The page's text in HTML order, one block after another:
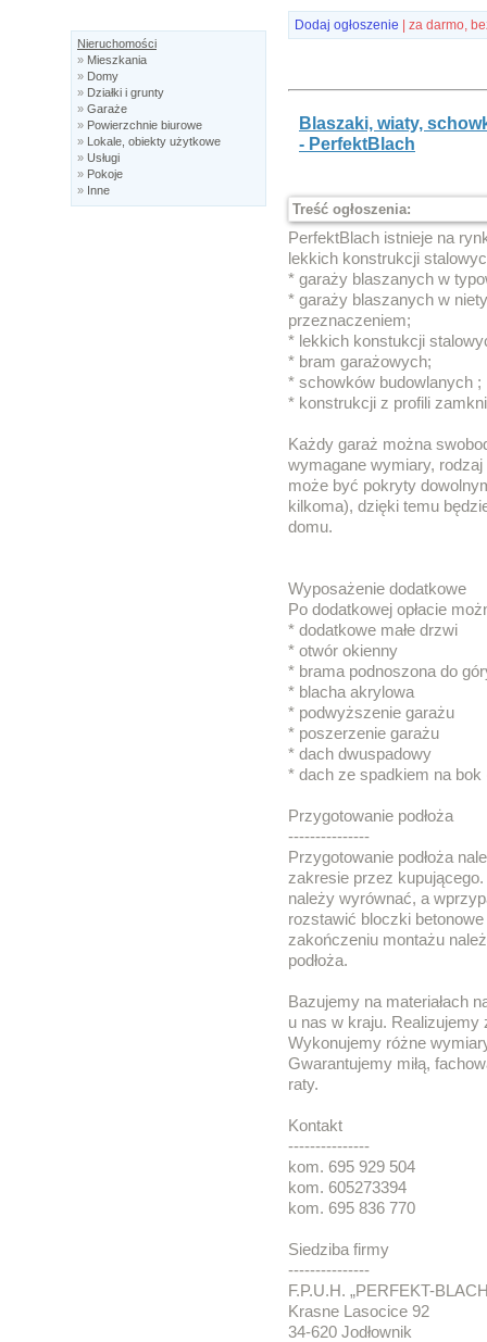
Nieruchomości
» Mieszkania
» Domy
» Działki i grunty
» Garaże
» Powierzchnie biurowe
» Lokale, obiekty użytkowe
» Usługi
» Pokoje
» Inne
Dodaj ogłoszenie | za darmo,
Blaszaki, wiaty,
- PerfektBlach
Treść ogłoszenia:
PerfektBlach istnieje na
lekkich konstrukcji
* garaży blaszanych w
* garaży blaszanych w
przeznaczeniem;
* lekkich konstukcji
* bram garażowych;
* schowków budowlanych ;
* konstrukcji z profili
Każdy garaż można
wymagane wymiary,
może być pokryty
kilkoma), dzięki temu
domu.
Wyposażenie dodatkowe
Po dodatkowej opłacie
* dodatkowe małe drzwi
* otwór okienny
* brama podnoszona do
* blacha akrylowa
* podwyższenie garażu
* poszerzenie garażu
* dach dwuspadowy
* dach ze spadkiem na bok
Przygotowanie podłoża
---------------
Przygotowanie podłoża
zakresie przez
należy wyrównać, a
rozstawić bloczki
zakończeniu montażu
podłoża.
Bazujemy na materiałach
u nas w kraju. Realizujemy
Wykonujemy różne
Gwarantujemy miłą,
raty.
Kontakt
---------------
kom. 695 929 504
kom. 605273394
kom. 695 836 770
Siedziba firmy
---------------
F.P.U.H. „PERFEKT-
Krasne Lasocice 92
34-620 Jodłownik